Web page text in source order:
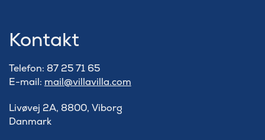
Kontakt
Telefon: 87 25 71 65
E-mail: mail@villavilla.com
Livøvej 2A, 8800, Viborg
Danmark